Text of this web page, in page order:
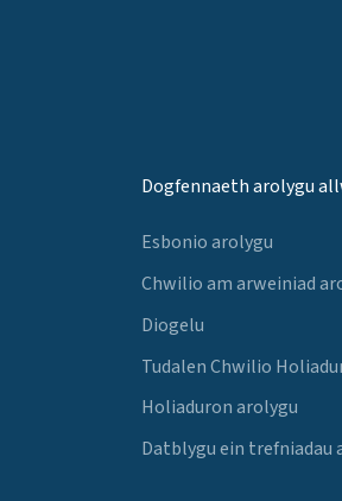
Dogfennaeth arolygu
Esbonio arolygu
Chwilio am arweiniad
Diogelu
Tudalen Chwilio
Holiaduron arolygu
Datblygu ein trefniadau